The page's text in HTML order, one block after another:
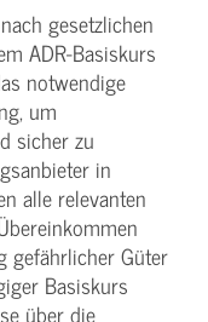
gesetzlichen
ADR-Basiskurs
notwendige
um
sicher zu
in
alle relevanten
gefährlicher Güter
Basiskurs
über die